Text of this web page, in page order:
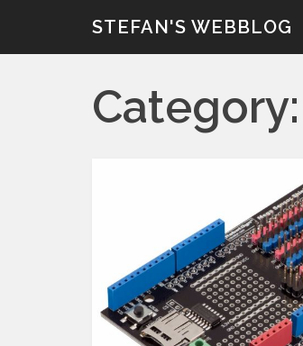
content
STEFAN'S WEBBLOG
Category: